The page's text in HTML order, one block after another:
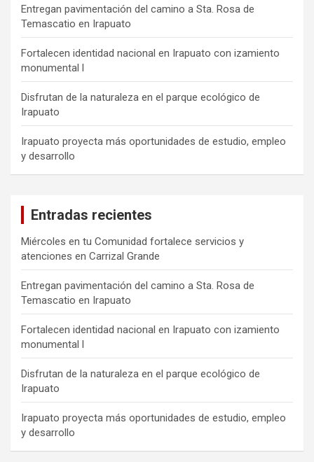
Entregan pavimentación del camino a Sta. Rosa de
Temascatio en Irapuato
Fortalecen identidad nacional en Irapuato con izamiento
monumental l
Disfrutan de la naturaleza en el parque ecológico de
Irapuato
Irapuato proyecta más oportunidades de estudio, empleo
y desarrollo
Entradas recientes
Miércoles en tu Comunidad fortalece servicios y
atenciones en Carrizal Grande
Entregan pavimentación del camino a Sta. Rosa de
Temascatio en Irapuato
Fortalecen identidad nacional en Irapuato con izamiento
monumental l
Disfrutan de la naturaleza en el parque ecológico de
Irapuato
Irapuato proyecta más oportunidades de estudio, empleo
y desarrollo